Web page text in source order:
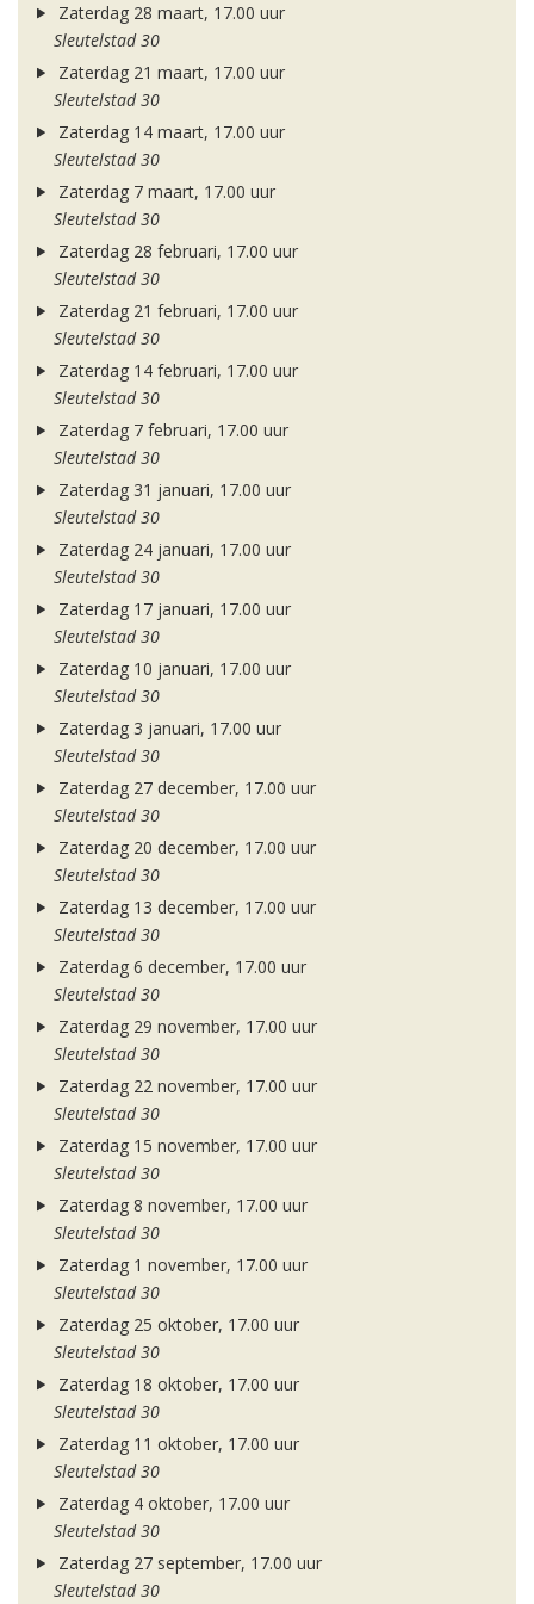
Zaterdag 28 maart, 17.00 uur
Sleutelstad 30
Zaterdag 21 maart, 17.00 uur
Sleutelstad 30
Zaterdag 14 maart, 17.00 uur
Sleutelstad 30
Zaterdag 7 maart, 17.00 uur
Sleutelstad 30
Zaterdag 28 februari, 17.00 uur
Sleutelstad 30
Zaterdag 21 februari, 17.00 uur
Sleutelstad 30
Zaterdag 14 februari, 17.00 uur
Sleutelstad 30
Zaterdag 7 februari, 17.00 uur
Sleutelstad 30
Zaterdag 31 januari, 17.00 uur
Sleutelstad 30
Zaterdag 24 januari, 17.00 uur
Sleutelstad 30
Zaterdag 17 januari, 17.00 uur
Sleutelstad 30
Zaterdag 10 januari, 17.00 uur
Sleutelstad 30
Zaterdag 3 januari, 17.00 uur
Sleutelstad 30
Zaterdag 27 december, 17.00 uur
Sleutelstad 30
Zaterdag 20 december, 17.00 uur
Sleutelstad 30
Zaterdag 13 december, 17.00 uur
Sleutelstad 30
Zaterdag 6 december, 17.00 uur
Sleutelstad 30
Zaterdag 29 november, 17.00 uur
Sleutelstad 30
Zaterdag 22 november, 17.00 uur
Sleutelstad 30
Zaterdag 15 november, 17.00 uur
Sleutelstad 30
Zaterdag 8 november, 17.00 uur
Sleutelstad 30
Zaterdag 1 november, 17.00 uur
Sleutelstad 30
Zaterdag 25 oktober, 17.00 uur
Sleutelstad 30
Zaterdag 18 oktober, 17.00 uur
Sleutelstad 30
Zaterdag 11 oktober, 17.00 uur
Sleutelstad 30
Zaterdag 4 oktober, 17.00 uur
Sleutelstad 30
Zaterdag 27 september, 17.00 uur
Sleutelstad 30